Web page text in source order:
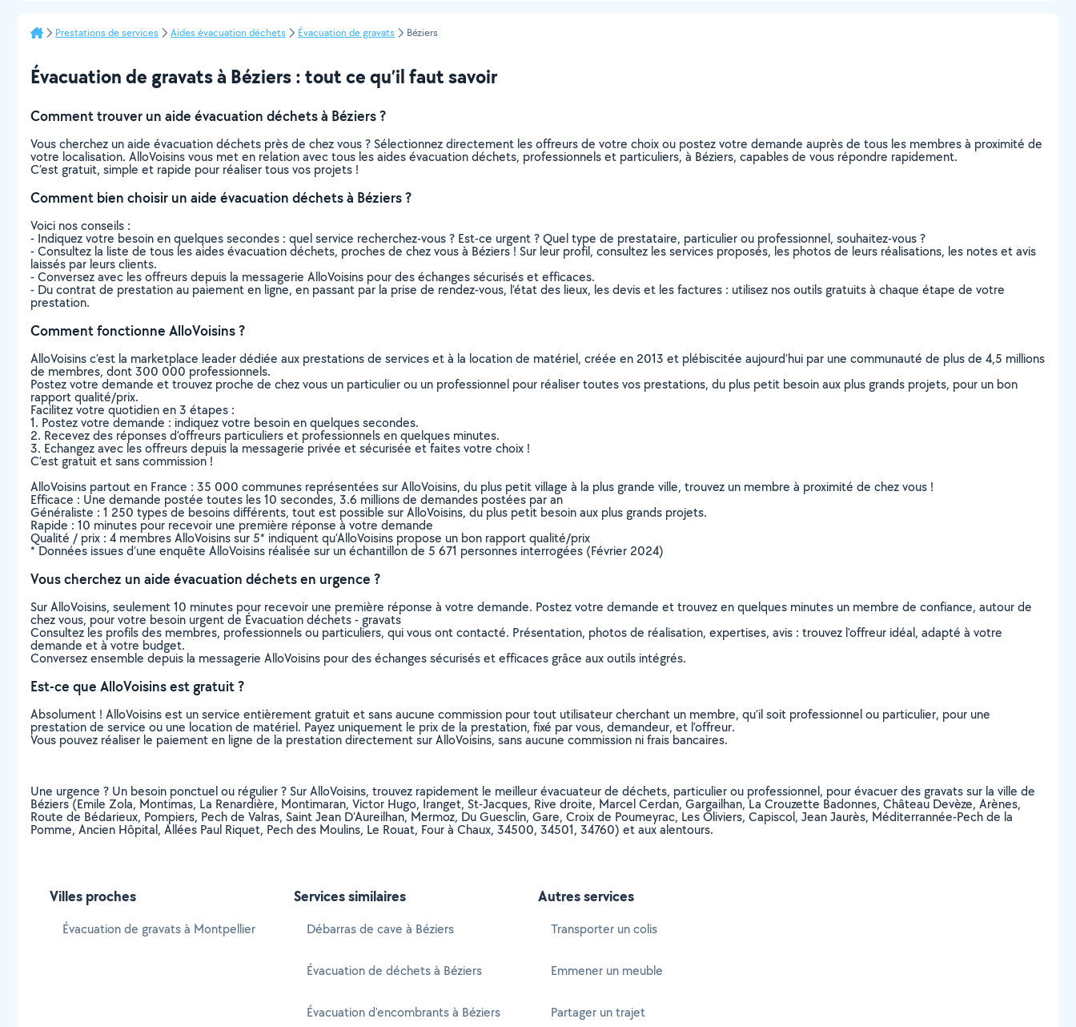
Prestations de services Aides évacuation déchets Évacuation de gravats Béziers
Évacuation de gravats à Béziers : tout ce qu’il faut savoir
Comment trouver un aide évacuation déchets à Béziers ?
Vous cherchez un aide évacuation déchets près de chez vous ? Sélectionnez directement les offreurs de votre choix ou postez votre demande auprès de tous les membres à proximité de
votre localisation. AlloVoisins vous met en relation avec tous les aides évacuation déchets, professionnels et particuliers, à Béziers, capables de vous répondre rapidement.
C’est gratuit, simple et rapide pour réaliser tous vos projets !
Comment bien choisir un aide évacuation déchets à Béziers ?
Voici nos conseils :
- Indiquez votre besoin en quelques secondes : quel service recherchez-vous ? Est-ce urgent ? Quel type de prestataire, particulier ou professionnel, souhaitez-vous ?
- Consultez la liste de tous les aides évacuation déchets, proches de chez vous à Béziers ! Sur leur profil, consultez les services proposés, les photos de leurs réalisations, les notes et avis
laissés par leurs clients.
- Conversez avec les offreurs depuis la messagerie AlloVoisins pour des échanges sécurisés et efficaces.
- Du contrat de prestation au paiement en ligne, en passant par la prise de rendez-vous, l’état des lieux, les devis et les factures : utilisez nos outils gratuits à chaque étape de votre
prestation.
Comment fonctionne AlloVoisins ?
AlloVoisins c’est la marketplace leader dédiée aux prestations de services et à la location de matériel, créée en 2013 et plébiscitée aujourd’hui par une communauté de plus de 4,5 millions
de membres, dont 300 000 professionnels.
Postez votre demande et trouvez proche de chez vous un particulier ou un professionnel pour réaliser toutes vos prestations, du plus petit besoin aux plus grands projets, pour un bon
rapport qualité/prix.
Facilitez votre quotidien en 3 étapes :
1. Postez votre demande : indiquez votre besoin en quelques secondes.
2. Recevez des réponses d’offreurs particuliers et professionnels en quelques minutes.
3. Echangez avec les offreurs depuis la messagerie privée et sécurisée et faites votre choix !
C’est gratuit et sans commission !
AlloVoisins partout en France : 35 000 communes représentées sur AlloVoisins, du plus petit village à la plus grande ville, trouvez un membre à proximité de chez vous !
Efficace : Une demande postée toutes les 10 secondes, 3.6 millions de demandes postées par an
Généraliste : 1 250 types de besoins différents, tout est possible sur AlloVoisins, du plus petit besoin aux plus grands projets.
Rapide : 10 minutes pour recevoir une première réponse à votre demande
Qualité / prix : 4 membres AlloVoisins sur 5* indiquent qu’AlloVoisins propose un bon rapport qualité/prix
* Données issues d’une enquête AlloVoisins réalisée sur un échantillon de 5 671 personnes interrogées (Février 2024)
Vous cherchez un aide évacuation déchets en urgence ?
Sur AlloVoisins, seulement 10 minutes pour recevoir une première réponse à votre demande. Postez votre demande et trouvez en quelques minutes un membre de confiance, autour de
chez vous, pour votre besoin urgent de Évacuation déchets - gravats
Consultez les profils des membres, professionnels ou particuliers, qui vous ont contacté. Présentation, photos de réalisation, expertises, avis : trouvez l'offreur idéal, adapté à votre
demande et à votre budget.
Conversez ensemble depuis la messagerie AlloVoisins pour des échanges sécurisés et efficaces grâce aux outils intégrés.
Est-ce que AlloVoisins est gratuit ?
Absolument ! AlloVoisins est un service entièrement gratuit et sans aucune commission pour tout utilisateur cherchant un membre, qu’il soit professionnel ou particulier, pour une
prestation de service ou une location de matériel. Payez uniquement le prix de la prestation, fixé par vous, demandeur, et l’offreur.
Vous pouvez réaliser le paiement en ligne de la prestation directement sur AlloVoisins, sans aucune commission ni frais bancaires.
Une urgence ? Un besoin ponctuel ou régulier ? Sur AlloVoisins, trouvez rapidement le meilleur évacuateur de déchets, particulier ou professionnel, pour évacuer des gravats sur la ville de
Béziers (Emile Zola, Montimas, La Renardière, Montimaran, Victor Hugo, Iranget, St-Jacques, Rive droite, Marcel Cerdan, Gargailhan, La Crouzette Badonnes, Château Devèze, Arènes,
Route de Bédarieux, Pompiers, Pech de Valras, Saint Jean D'Aureilhan, Mermoz, Du Guesclin, Gare, Croix de Poumeyrac, Les Oliviers, Capiscol, Jean Jaurès, Méditerrannée-Pech de la
Pomme, Ancien Hôpital, Allées Paul Riquet, Pech des Moulins, Le Rouat, Four à Chaux, 34500, 34501, 34760) et aux alentours.
Villes proches
Évacuation de gravats à Montpellier
Services similaires
Débarras de cave à Béziers
Évacuation de déchets à Béziers
Évacuation d'encombrants à Béziers
Autres services
Transporter un colis
Emmener un meuble
Partager un trajet